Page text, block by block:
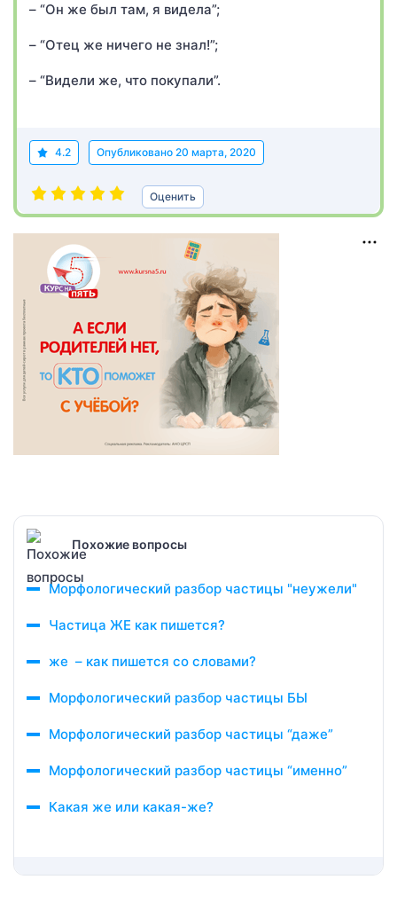
– “Он же был там, я видела”;
– “Отец же ничего не знал!”;
– “Видели же, что покупали”.
4.2 Опубликовано 20 марта, 2020
Оценить
Похожие вопросы
Морфологический разбор частицы "неужели"
Частица ЖЕ как пишется?
же – как пишется со словами?
Морфологический разбор частицы БЫ
Морфологический разбор частицы “даже”
Морфологический разбор частицы “именно”
Какая же или какая-же?